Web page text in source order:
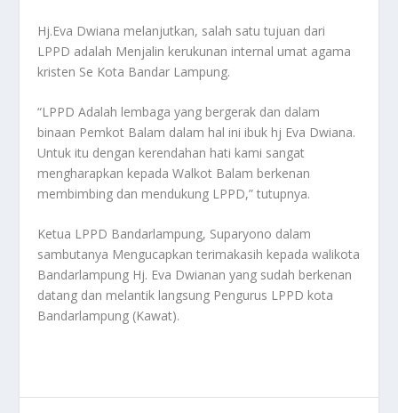
Hj.Eva Dwiana melanjutkan, salah satu tujuan dari
LPPD adalah Menjalin kerukunan internal umat agama
kristen Se Kota Bandar Lampung.
“LPPD Adalah lembaga yang bergerak dan dalam
binaan Pemkot Balam dalam hal ini ibuk hj Eva Dwiana.
Untuk itu dengan kerendahan hati kami sangat
mengharapkan kepada Walkot Balam berkenan
membimbing dan mendukung LPPD,” tutupnya.
Ketua LPPD Bandarlampung, Suparyono dalam
sambutanya Mengucapkan terimakasih kepada walikota
Bandarlampung Hj. Eva Dwianan yang sudah berkenan
datang dan melantik langsung Pengurus LPPD kota
Bandarlampung (Kawat).